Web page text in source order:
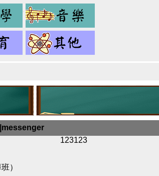
數
學
健
身
）
123123